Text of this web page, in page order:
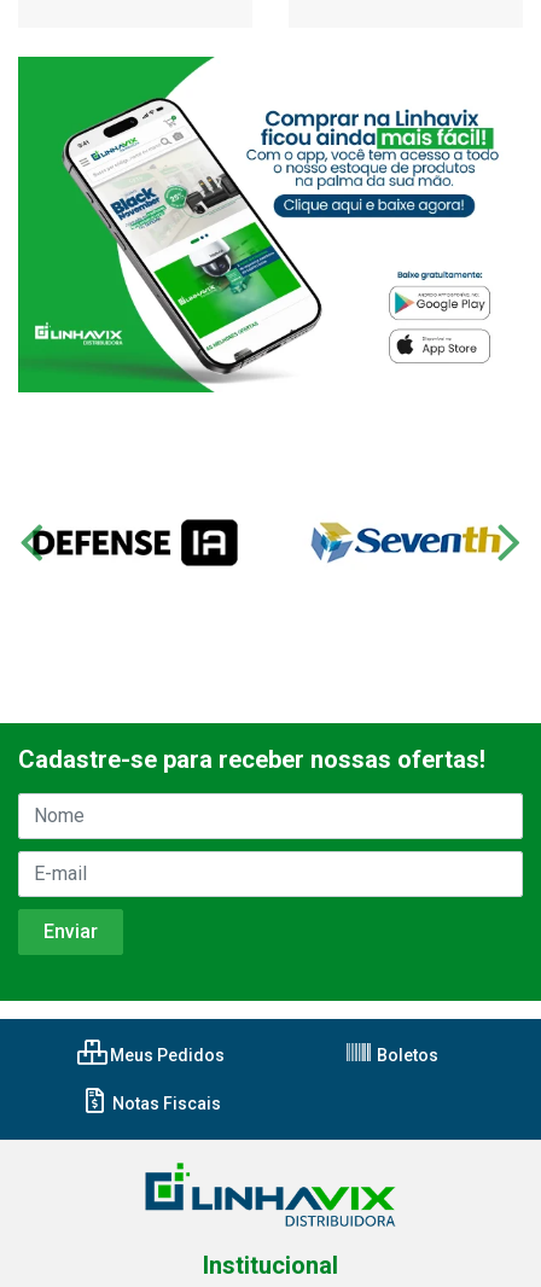
Cadastre-se para receber nossas ofertas!
Meus Pedidos Boletos
Notas Fiscais
Institucional